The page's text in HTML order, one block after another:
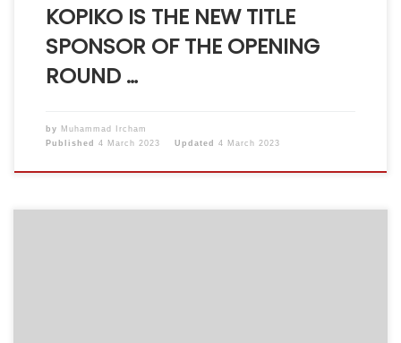
KOPIKO IS THE NEW TITLE
SPONSOR OF THE OPENING
ROUND …
by Muhammad Ircham
Published 4 March 2023 Updated 4 March 2023